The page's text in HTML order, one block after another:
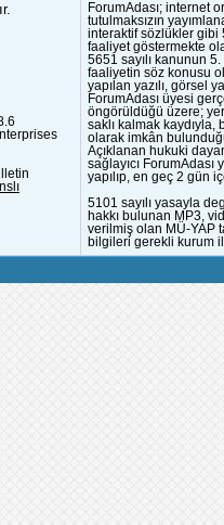
ForumAdası; internet
tutulmaksızın
interaktif sözlükler gibi
faaliyet göstermekte
5651 sayılı kanunun
faaliyetin söz konusu
yapılan yazılı, görsel
ForumAdası üyesi
öngörüldüğü üzere;
saklı kalmak
olarak imkân
Açıklanan hukuki
sağlayıcı
yapılıp, en geç 2 gün
5101 sayılı yasayla
hakkı bulunan MP3,
verilmiş olan MÜ-YAP
bilgileri gerekli kurum